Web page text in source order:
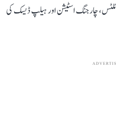
چارجنگ اسٹیشن اور ہیلپ ڈیسک کی